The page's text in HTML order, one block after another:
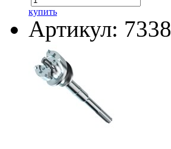
купить
Артикул: 7338